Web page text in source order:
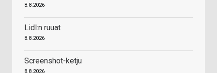
8.8.2026
Lidl:n ruuat
8.8.2026
Screenshot-ketju
8.8.2026